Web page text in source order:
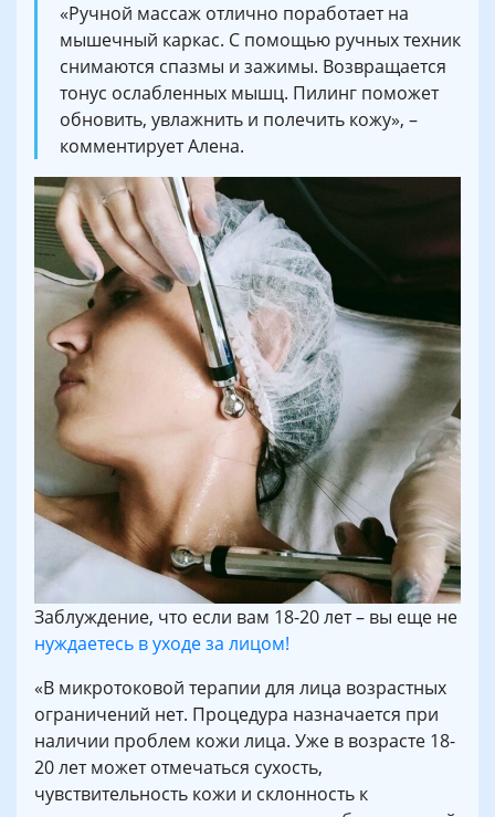
«Ручной массаж отлично поработает на
мышечный каркас. С помощью ручных техник
снимаются спазмы и зажимы. Возвращается
тонус ослабленных мышц. Пилинг поможет
обновить, увлажнить и полечить кожу», –
комментирует Алена.
Заблуждение, что если вам 18-20 лет – вы еще не
нуждаетесь в уходе за лицом!
«В микротоковой терапии для лица возрастных
ограничений нет. Процедура назначается при
наличии проблем кожи лица. Уже в возрасте 18-
20 лет может отмечаться сухость,
чувствительность кожи и склонность к